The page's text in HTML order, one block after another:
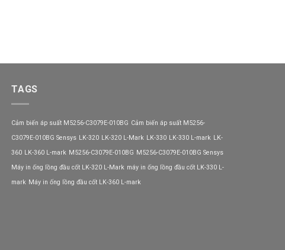
TAGS
Cảm biến áp suất M5256-C3079E-010BG Cảm biến áp suất M5256-
C3079E-010BG Sensys LK-320 LK-320 L-Mark LK-330 LK-330 L-mark LK-
360 LK-360 L-mark M5256-C3079E-010BG M5256-C3079E-010BG Sensys
Máy in ống lồng đầu cốt LK-320 L-Mark máy in ống lồng đầu cốt LK-330 L-
mark Máy in ống lồng đầu cốt LK-360 L-mark